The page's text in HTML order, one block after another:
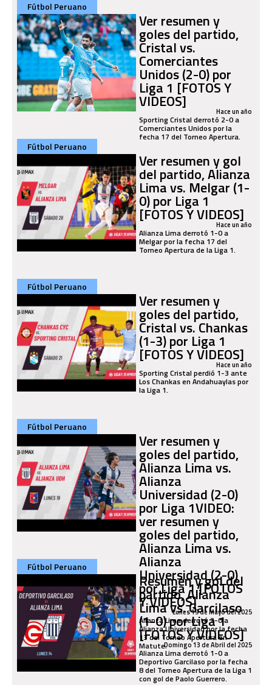
Fútbol Peruano
Ver resumen y
goles del partido,
Cristal vs.
Comerciantes
Unidos (2-0) por
Liga 1 [FOTOS Y
VIDEOS] Hace un año
Sporting Cristal derrotó 2-0 a
Comerciantes Unidos por la
fecha 17 del Torneo Apertura.
Fútbol Peruano
Ver resumen y gol
del partido, Alianza
Lima vs. Melgar (1-
0) por Liga 1
[FOTOS Y VIDEOS]
Hace un año
Alianza Lima derrotó 1-0 a
Melgar por la fecha 17 del
Torneo Apertura de la Liga 1.
Fútbol Peruano
Ver resumen y
goles del partido,
Cristal vs. Chankas
(1-3) por Liga 1
[FOTOS Y VIDEOS]
Hace un año
Sporting Cristal perdió 1-3 ante
Los Chankas en Andahuaylas por
la Liga 1.
Fútbol Peruano
Ver resumen y
goles del partido,
Alianza Lima vs.
Alianza
Universidad (2-0)
por Liga 1VIDEO:
ver resumen y
goles del partido,
Alianza Lima vs.
Alianza
Universidad (2-0)
por Liga 1 [FOTOS
Y VIDEOS]Lunes 19 de Mayo del 2025
Alianza Lima derrotó 2-0 a
Alianza Universidad por la fecha
13 del Torneo Apertura en
Matute.
Fútbol Peruano
Resumen y gol del
partido, Alianza
Lima vs. Garcilaso
(1-0) por Liga 1
[FOTOS Y VIDEOS]
Domingo 13 de Abril del 2025
Alianza Lima derrotó 1-0 a
Deportivo Garcilaso por la fecha
8 del Torneo Apertura de la Liga 1
con gol de Paolo Guerrero.